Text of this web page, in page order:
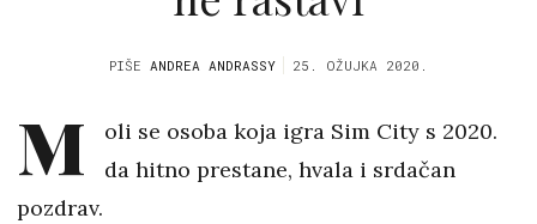
PIŠE ANDREA ANDRASSY 25. OŽUJKA 2020.
M
oli se osoba koja igra Sim City s 2020.
da hitno prestane, hvala i srdačan
pozdrav.